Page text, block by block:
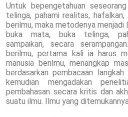
Untuk bepengetahuan
telinga, pahami realitas, hafalkan,
berilmu, maka metodenya menjadi
buka mata, buka telinga,
sampaikan, secara
berilmu, pertama kali ia harus
manusia berilmu, menangkap
berdasarkan pembacaan
kemudian mengadakan
pembahasan secara kritis dan
suatu ilmu. Ilmu yang